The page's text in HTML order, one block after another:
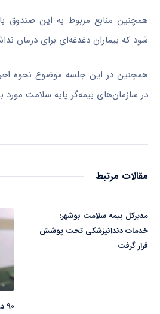
همچنین منابع مربوط به این صندوق
شود که بیماران دغدغه‌ای برای درمان
همچنین در این جلسه موضوع نحوه
در سازمان‌های بیمه‌گر پایه سلامت
مقالات مرتبط
مدیرکل بیمه سلامت بوشهر:
خدمات دندانپزشکی تحت پوشش
قرار گرفت